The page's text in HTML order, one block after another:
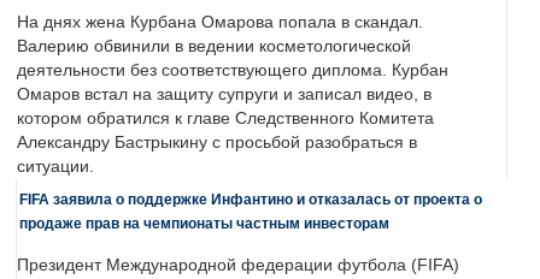
На днях жена Курбана Омарова попала в скандал.
Валерию обвинили в ведении косметологической
деятельности без соответствующего диплома. Курбан
Омаров встал на защиту супруги и записал видео, в
котором обратился к главе Следственного Комитета
Александру Бастрыкину с просьбой разобраться в
ситуации.
FIFA заявила о поддержке Инфантино и отказалась от проекта о
продаже прав на чемпионаты частным инвесторам
Президент Международной федерации футбола (FIFA)